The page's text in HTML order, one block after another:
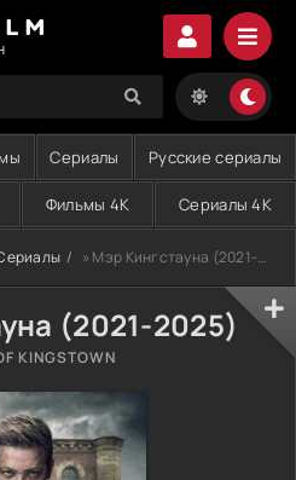
Сериалы Русские сериалы
Фильмы 4K Сериалы 4K
» Мэр Кингстауна (2021-2025)
(2021-2025)
KINGSTOWN